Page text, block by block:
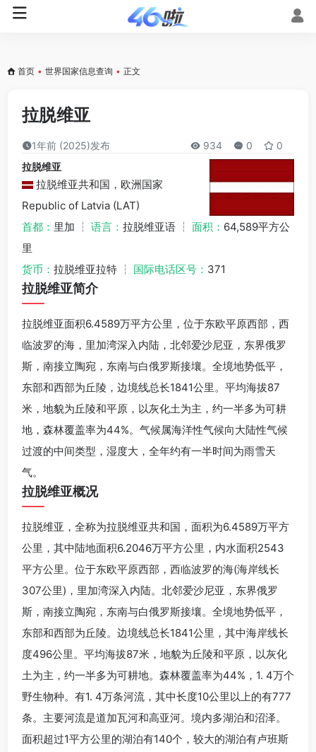
首页 • 世界国家信息查询 • 正文
拉脱维亚
1年前 (2025)发布 934 0
0
拉脱维亚
拉脱维亚共和国，欧洲国家
Republic of Latvia (LAT)
首都： 里加 ┆ 语言： 拉脱维亚语 ┆ 面积： 64,589平方公
里
货币： 拉脱维亚拉特 ┆ 国际电话区号： 371
拉脱维亚简介
拉脱维亚面积6.4589万平方公里，位于东欧平原西部，西
临波罗的海，里加湾深入内陆，北邻爱沙尼亚，东界俄罗
斯，南接立陶宛，东南与白俄罗斯接壤。全境地势低平，
东部和西部为丘陵，边境线总长1841公里。平均海拔87
米，地貌为丘陵和平原，以灰化土为主，约一半多为可耕
地，森林覆盖率为44%。气候属海洋性气候向大陆性气候
过渡的中间类型，湿度大，全年约有一半时间为雨雪天
气。
拉脱维亚概况
拉脱维亚，全称为拉脱维亚共和国，面积为6.4589万平方
公里，其中陆地面积6.2046万平方公里，内水面积2543
平方公里。位于东欧平原西部，西临波罗的海(海岸线长
307公里)，里加湾深入内陆。北邻爱沙尼亚，东界俄罗
斯，南接立陶宛，东南与白俄罗斯接壤。全境地势低平，
东部和西部为丘陵。边境线总长1841公里，其中海岸线长
度496公里。平均海拔87米，地貌为丘陵和平原，以灰化
土为主，约一半多为可耕地。森林覆盖率为44%，1. 4万个
野生物种。有1. 4万条河流，其中长度10公里以上的有777
条。主要河流是道加瓦河和高亚河。境内多湖泊和沼泽。
面积超过1平方公里的湖泊有140个，较大的湖泊有卢班斯